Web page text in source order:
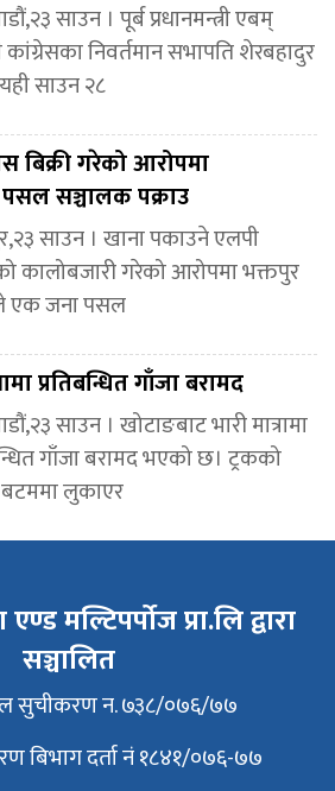
साउन । पूर्ब प्रधानमन्त्री एबम्
कांग्रेसका निवर्तमान सभापति शेरबहादुर
साउन २८
बिक्री गरेको आरोपमा
सञ्चालक पक्राउ
साउन । खाना पकाउने एलपी
कालोबजारी गरेको आरोपमा भक्तपुर
एक जना पसल
प्रतिबन्धित गाँजा बरामद
साउन । खोटाङबाट भारी मात्रामा
गाँजा बरामद भएको छ। ट्रकको
लुकाएर
मल्टिपर्पोज प्रा.लि द्वारा
सञ्चालित
सुचीकरण न. ७३८/०७६/७७
बिभाग दर्ता नं १८४१/०७६-७७